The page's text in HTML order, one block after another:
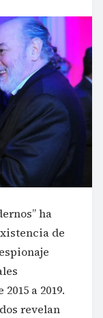
ha
de
a 2019.
revelan